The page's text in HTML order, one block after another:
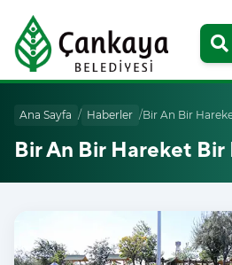
Ana Sayfa / Haberler /Bir An Bir
Bir An Bir Hareket Bir